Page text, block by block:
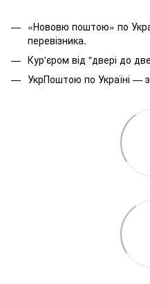
«Нововю поштою» по
перевізника.
Кур'єром від "двері до
УкрПоштою по Україні —